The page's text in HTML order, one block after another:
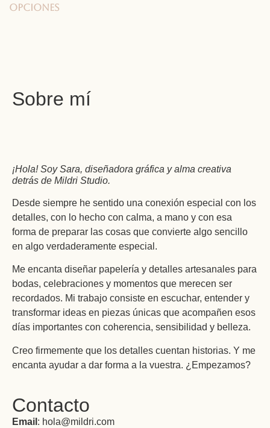
opciones
Sobre mí
¡Hola! Soy Sara, diseñadora gráfica y alma creativa
detrás de Mildri Studio.
Desde siempre he sentido una conexión especial con los
detalles, con lo hecho con calma, a mano y con esa
forma de preparar las cosas que convierte algo sencillo
en algo verdaderamente especial.
Me encanta diseñar papelería y detalles artesanales para
bodas, celebraciones y momentos que merecen ser
recordados. Mi trabajo consiste en escuchar, entender y
transformar ideas en piezas únicas que acompañen esos
días importantes con coherencia, sensibilidad y belleza.
Creo firmemente que los detalles cuentan historias. Y me
encanta ayudar a dar forma a la vuestra. ¿Empezamos?
Contacto
Email : hola@mildri.com